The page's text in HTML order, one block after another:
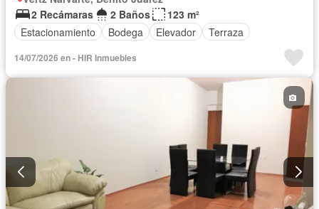
2 Recámaras
2 Baños
123 m²
Estacionamiento
Bodega Elevador Terraza
14/07/2026 en - HIR Inmuebles